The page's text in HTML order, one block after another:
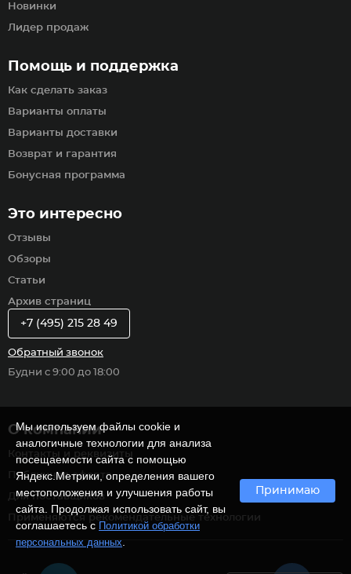
Помощь и поддержка
Как сделать заказ
Варианты оплаты
Варианты доставки
Возврат и гарантия
Бонусная программа
Новинки
Лидер продаж
Это интересно
Отзывы
Обзоры
Статьи
Архив страниц
О компании
Контакты и реквизиты
Публичная оферта
Для поставщиков
Применяются рекомендательные технологии
+7 (495) 215 28 49
Обратный звонок
Будни с 9:00 до 18:00
Мы используем файлы cookie и
аналогичные технологии для анализа
посещаемости сайта с помощью
Яндекс.Метрики, определения вашего
местоположения и улучшения работы
сайта. Продолжая использовать сайт, вы
соглашаетесь с Политикой обработки
персональных данных
Принимаю